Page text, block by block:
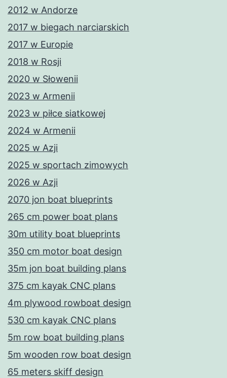
2012 w Andorze
2017 w biegach narciarskich
2017 w Europie
2018 w Rosji
2020 w Słowenii
2023 w Armenii
2023 w piłce siatkowej
2024 w Armenii
2025 w Azji
2025 w sportach zimowych
2026 w Azji
2070 jon boat blueprints
265 cm power boat plans
30m utility boat blueprints
350 cm motor boat design
35m jon boat building plans
375 cm kayak CNC plans
4m plywood rowboat design
530 cm kayak CNC plans
5m row boat building plans
5m wooden row boat design
65 meters skiff design